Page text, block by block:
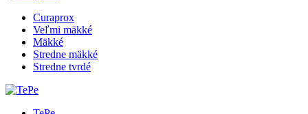
Curaprox
Veľmi mäkké
Mäkké
Stredne mäkké
Stredne tvrdé